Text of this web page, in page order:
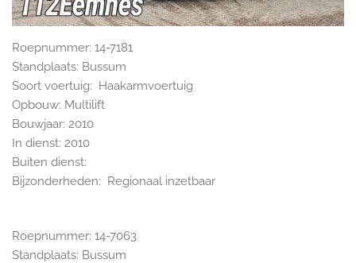
Roepnummer: 14-7181
Standplaats: Bussum
Soort voertuig: Haakarmvoertuig
Opbouw: Multilift
Bouwjaar: 2010
In dienst: 2010
Buiten dienst:
Bijzonderheden: Regionaal inzetbaar
Roepnummer: 14-7063
Standplaats: Bussum